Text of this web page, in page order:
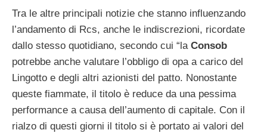
Tra le altre principali notizie che stanno influenzando
l’andamento di Rcs, anche le indiscrezioni, ricordate
dallo stesso quotidiano, secondo cui “la Consob
potrebbe anche valutare l’obbligo di opa a carico del
Lingotto e degli altri azionisti del patto. Nonostante
queste fiammate, il titolo è reduce da una pessima
performance a causa dell’aumento di capitale. Con il
rialzo di questi giorni il titolo si è portato ai valori del